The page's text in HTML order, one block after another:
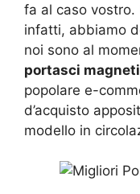
fa al caso vostro.
infatti, abbiamo
noi sono al
portasci
popolare e-
d’acquisto
modello in